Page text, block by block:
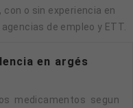
o sin experiencia en
de empleo y ETT.
en argés